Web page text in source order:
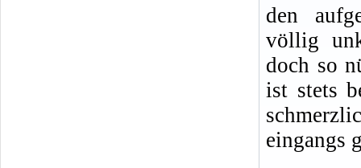
den
völlig
doch so
ist stets
eingangs